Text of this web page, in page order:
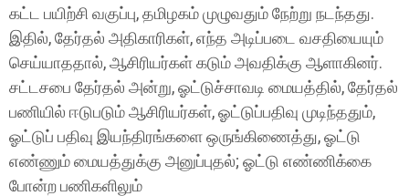
கட்ட பயிற்சி வகுப்பு, தமிழகம் முழுவதும் நேற்று நடந்தது.
இதில், தேர்தல் அதிகாரிகள், எந்த அடிப்படை வசதியையும்
செய்யாததால், ஆசிரியர்கள் கடும் அவதிக்கு ஆளாகினர்.
சட்டசபை தேர்தல் அன்று, ஓட்டுச்சாவடி மையத்தில், தேர்தல்
பணியில் ஈடுபடும் ஆசிரியர்கள், ஓட்டுப்பதிவு முடிந்ததும்,
ஓட்டுப் பதிவு இயந்திரங்களை ஒருங்கிணைத்து, ஓட்டு
எண்ணும் மையத்துக்கு அனுப்புதல்; ஓட்டு எண்ணிக்கை
போன்ற பணிகளிலும்